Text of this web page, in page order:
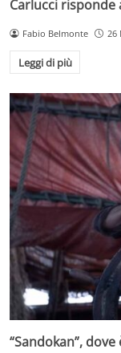
Carlucci risponde
Fabio Belmonte 26
Leggi di più
“Sandokan”,